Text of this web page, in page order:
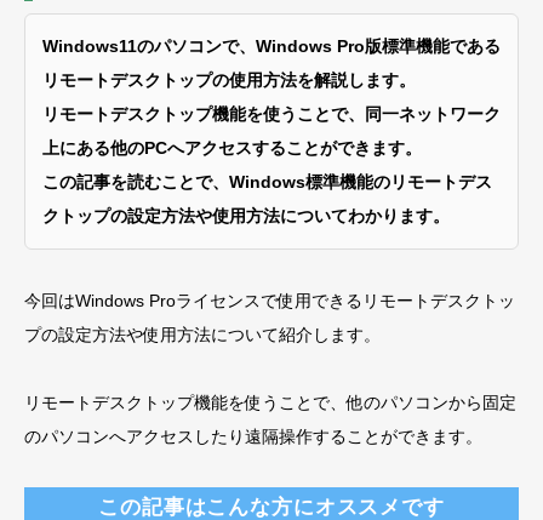
Windows11のパソコンで、Windows Pro版標準機能である
リモートデスクトップの使用方法を解説します。
リモートデスクトップ機能を使うことで、同一ネットワーク
上にある他のPCへアクセスすることができます。
この記事を読むことで、Windows標準機能のリモートデス
クトップの設定方法や使用方法についてわかります。
今回はWindows Proライセンスで使用できるリモートデスクトッ
プの設定方法や使用方法について紹介します。
リモートデスクトップ機能を使うことで、他のパソコンから固定
のパソコンへアクセスしたり遠隔操作することができます。
この記事はこんな方にオススメです